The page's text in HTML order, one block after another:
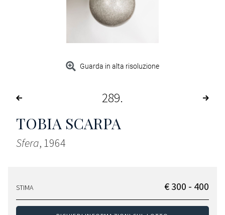
Guarda in alta risoluzione
289
TOBIA SCARPA
Sfera, 1964
STIMA € 300 - 400